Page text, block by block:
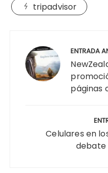
tripadvisor
entradas
ENTRADA
páginas
Celulares en
debate